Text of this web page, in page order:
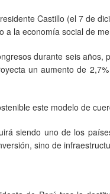
Castillo (el 7 de
la economía social de
durante seis
un aumento de
este modelo de
siendo uno de los
sino de